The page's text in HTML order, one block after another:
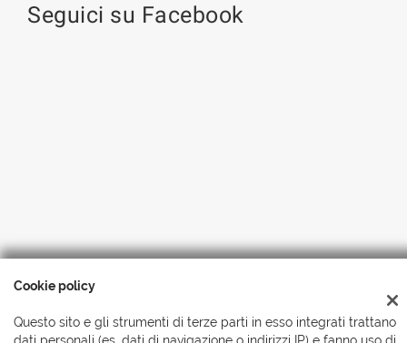
Seguici su Facebook
riservati- Leggi l'informativa sulla privacy- Cookie Policy
Cookie policy
Questo sito e gli strumenti di terze parti in esso integrati trattano